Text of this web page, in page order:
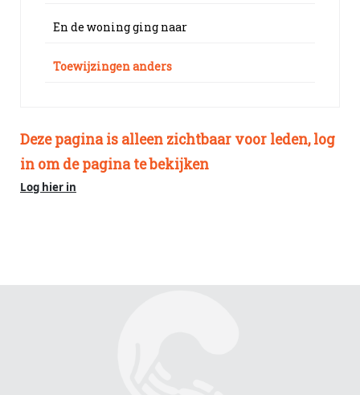
En de woning ging naar
Toewijzingen anders
Deze pagina is alleen zichtbaar voor leden, log
in om de pagina te bekijken
Log hier in